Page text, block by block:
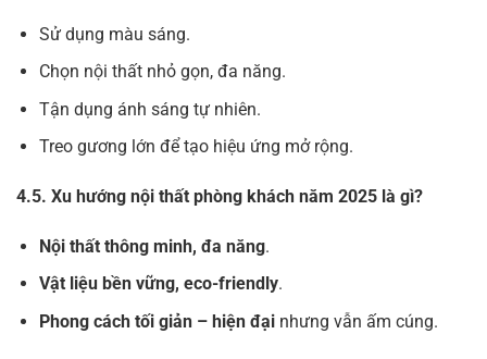
Sử dụng màu sáng.
Chọn nội thất nhỏ gọn, đa năng.
Tận dụng ánh sáng tự nhiên.
Treo gương lớn để tạo hiệu ứng mở rộng.
4.5. Xu hướng nội thất phòng khách năm 2025 là gì?
Nội thất thông minh, đa năng.
Vật liệu bền vững, eco-friendly.
Phong cách tối giản – hiện đạinhưng vẫn ấm cúng.